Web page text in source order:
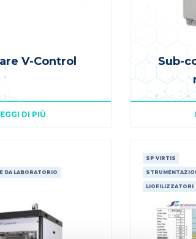
V-Control
DI PIÙ
Sub-
DA LABORATORIO
SP VIRTIS
LIOFILIZZATORI